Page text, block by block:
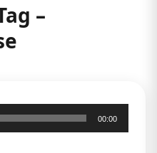
–
00:00